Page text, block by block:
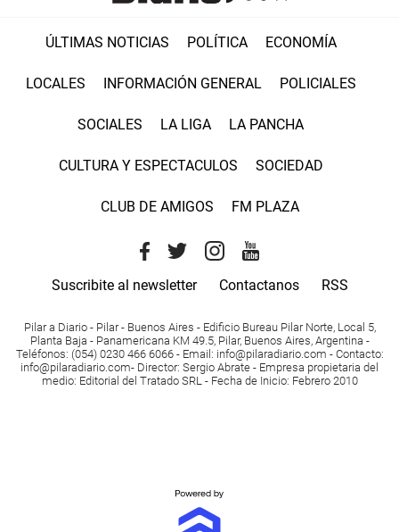
ÚLTIMAS NOTICIAS POLÍTICA ECONOMÍA
LOCALES INFORMACIÓN GENERAL POLICIALES
SOCIALES LA LIGA LA PANCHA
CULTURA Y ESPECTACULOS SOCIEDAD
CLUB DE AMIGOS FM PLAZA
Suscribite al newsletter Contactanos RSS
Pilar a Diario - Pilar - Buenos Aires - Edificio Bureau Pilar Norte, Local 5,
Planta Baja - Panamericana KM 49.5, Pilar, Buenos Aires, Argentina -
Teléfonos: (054) 0230 466 6066 - Email : info@pilaradiario.com - Contacto:
info@pilaradiario.com- Director: Sergio Abrate - Empresa propietaria del
medio: Editorial del Tratado SRL - Fecha de Inicio: Febrero 2010